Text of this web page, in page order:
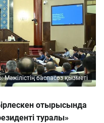
Мәжілістің баспасөз қызметі
отырысында
туралы»